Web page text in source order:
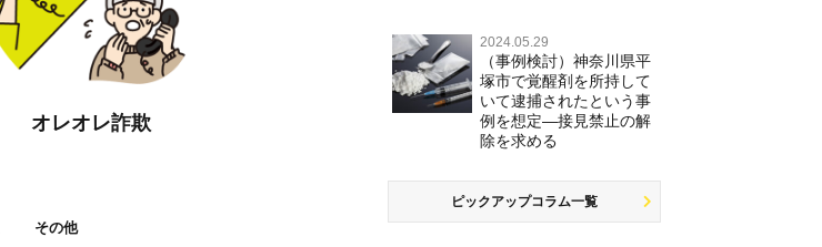
オレオレ詐欺
その他
2024.05.29
（事例検討）神奈川県平
塚市で覚醒剤を所持して
いて逮捕されたという事
例を想定―接見禁止の解
除を求める
ピックアップコラム一覧